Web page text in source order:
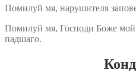
Помилуй мя, нарушителя
Помилуй мя, Господи Боже
падшаго.